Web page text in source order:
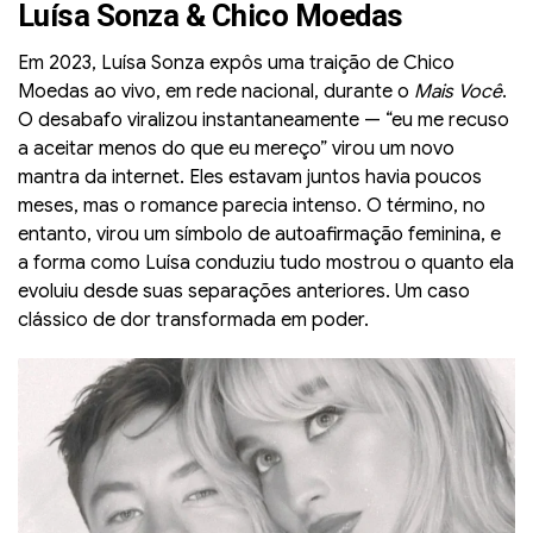
Luísa Sonza & Chico Moedas
Em 2023, Luísa Sonza expôs uma traição de Chico
Moedas ao vivo, em rede nacional, durante o Mais Você.
O desabafo viralizou instantaneamente — “eu me recuso
a aceitar menos do que eu mereço” virou um novo
mantra da internet. Eles estavam juntos havia poucos
meses, mas o romance parecia intenso. O término, no
entanto, virou um símbolo de autoafirmação feminina, e
a forma como Luísa conduziu tudo mostrou o quanto ela
evoluiu desde suas separações anteriores. Um caso
clássico de dor transformada em poder.